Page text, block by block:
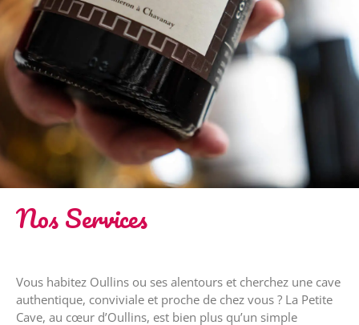
Nos Services
Vous habitez Oullins ou ses alentours et cherchez une cave
authentique, conviviale et proche de chez vous ? La Petite
Cave, au cœur d’Oullins, est bien plus qu’un simple